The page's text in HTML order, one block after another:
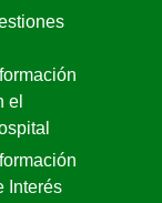
el
Interés